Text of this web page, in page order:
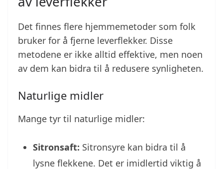
Det finnes flere hjemmemetoder som folk
bruker for å fjerne leverflekker. Disse
metodene er ikke alltid effektive, men noen
av dem kan bidra til å redusere synligheten.
Naturlige midler
Mange tyr til naturlige midler:
Sitronsaft: Sitronsyre kan bidra til å
lysne flekkene. Det er imidlertid viktig å